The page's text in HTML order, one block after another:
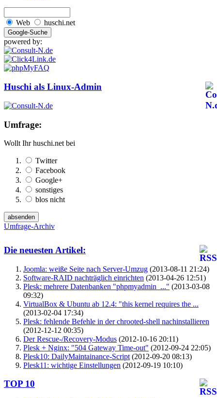
Web huschi.net
powered by:
Huschi als Linux-Admin
Umfrage:
Wollt Ihr huschi.net bei
Twitter
Facebook
Google+
sonstiges
blos nicht
Umfrage-Archiv
Die neuesten Artikel:
Joomla: weiße Seite nach Server-Umzug (2013-08-11 21:24)
Software-RAID nachträglich einrichten (2013-04-26 12:51)
Plesk: mehrere Datenbanken "phpmyadmin_..." (2013-03-08
09:32)
VirtualBox & Ubuntu ab 12.4: "this kernel requires the ...
(2013-02-04 17:34)
Plesk: fehlende Befehle in der chrooted-shell nachinstallieren
(2012-12-12 00:35)
Der Rescue-/Recovery-Modus (2012-10-16 20:11)
Plesk + Nginx: "504 Gateway Time-out" (2012-09-24 22:05)
Plesk10: DailyMaintainance-Script (2012-09-20 08:13)
Plesk11: wichtige Einstellungen (2012-09-19 10:10)
TOP 10